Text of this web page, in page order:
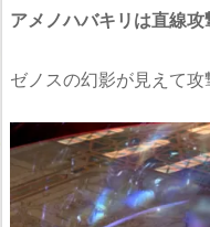
アメノハバキリは直線攻
ゼノスの幻影が見えて攻